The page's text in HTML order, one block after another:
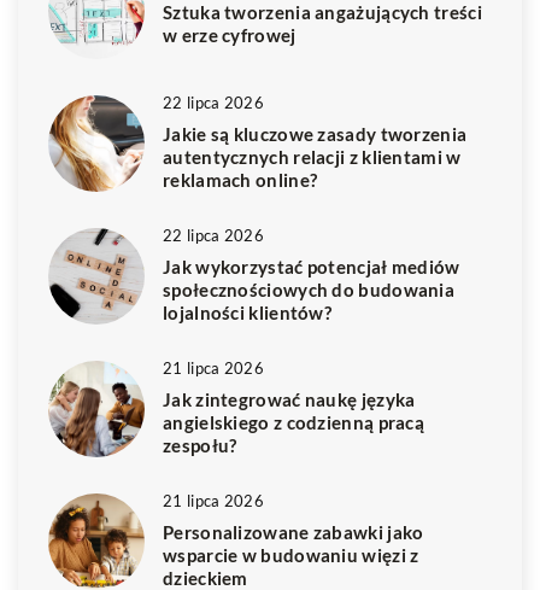
Sztuka tworzenia angażujących treści
w erze cyfrowej
22 lipca 2026
Jakie są kluczowe zasady tworzenia
autentycznych relacji z klientami w
reklamach online?
22 lipca 2026
Jak wykorzystać potencjał mediów
społecznościowych do budowania
lojalności klientów?
21 lipca 2026
Jak zintegrować naukę języka
angielskiego z codzienną pracą
zespołu?
21 lipca 2026
Personalizowane zabawki jako
wsparcie w budowaniu więzi z
dzieckiem